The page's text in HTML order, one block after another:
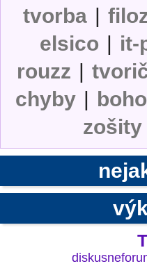
tvorba |
elsico | it-
rouzz |
chyby |